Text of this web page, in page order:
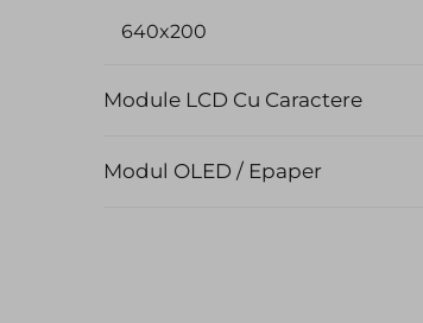
640x200
Module LCD Cu Caractere
Modul OLED / Epaper